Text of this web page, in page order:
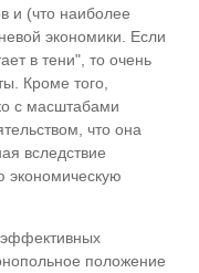
и (что наиболее
экономики. Если
в тени", то очень
Кроме того,
с масштабами
что она
вследствие
экономическую
эффективных
положение